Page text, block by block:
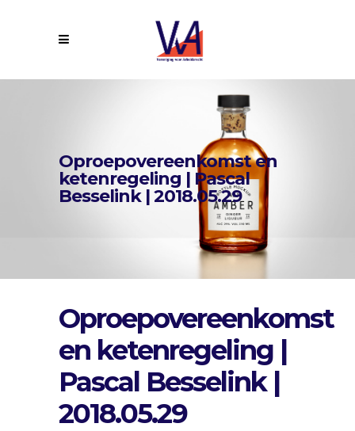
Oproepovereenkomst en
ketenregeling | Pascal
Besselink | 2018.05.29
Oproepovereenkomst
en ketenregeling |
Pascal Besselink |
2018.05.29